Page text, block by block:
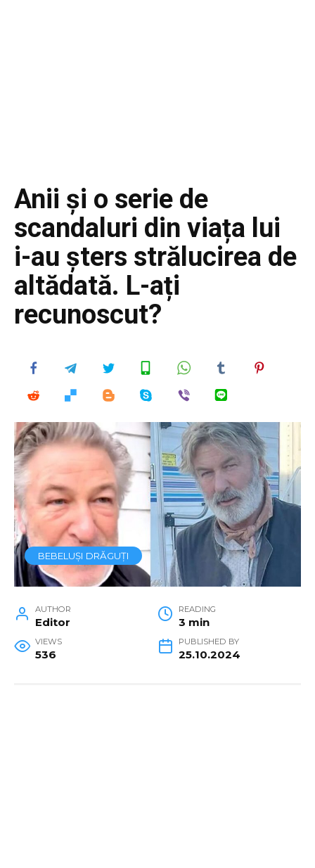
Anii și o serie de
scandaluri din viața lui
i-au șters strălucirea de
altădată. L-ați
recunoscut?
BEBELUȘI DRĂGUȚI
AUTHOR
Editor
READING
3 min
VIEWS
536
PUBLISHED BY
25.10.2024